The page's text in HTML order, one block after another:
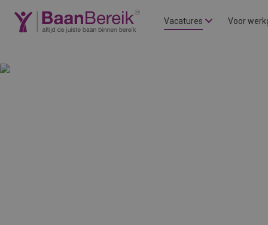
Vacatures Voor